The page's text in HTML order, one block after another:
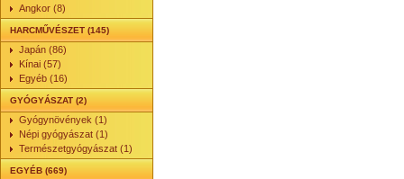
Angkor (8)
HARCMŰVÉSZET (145)
Japán (86)
Kínai (57)
Egyéb (16)
GYÓGYÁSZAT (2)
Gyógynövények (1)
Népi gyógyászat (1)
Természetgyógyászat (1)
EGYÉB (669)